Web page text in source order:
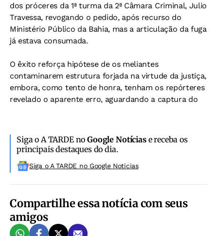
dos próceres da 1ª turma da 2ª Câmara Criminal, Julio
Travessa, revogando o pedido, após recurso do
Ministério Público da Bahia, mas a articulação da fuga
já estava consumada.
O êxito reforça hipótese de os meliantes
contaminarem estrutura forjada na virtude da justiça,
embora, como tento de honra, tenham os repórteres
revelado o aparente erro, aguardando a captura do
Siga o A TARDE noGoogle Notíciase receba os
principais destaques do dia.
Siga o A TARDE no Google Noticias
Compartilhe essa notícia com seus
amigos